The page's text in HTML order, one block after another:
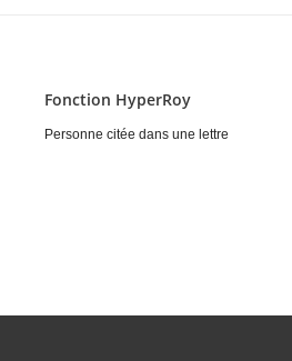
Fonction HyperRoy
Personne citée dans une lettre